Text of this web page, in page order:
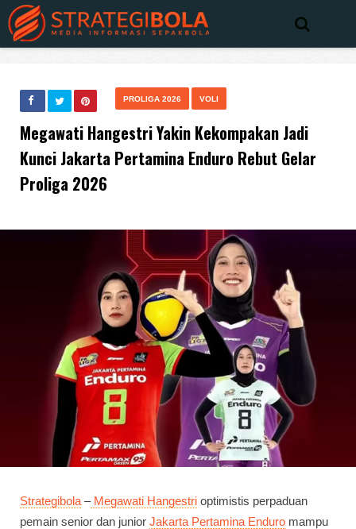
PROLIGA 2026 VOLI
Megawati Hangestri Yakin Kekompakan Jadi
Kunci Jakarta Pertamina Enduro Rebut Gelar
Proliga 2026
Strategibola –Megawati Hangestri optimistis perpaduan
pemain senior dan junior Jakarta Pertamina Enduro mampu